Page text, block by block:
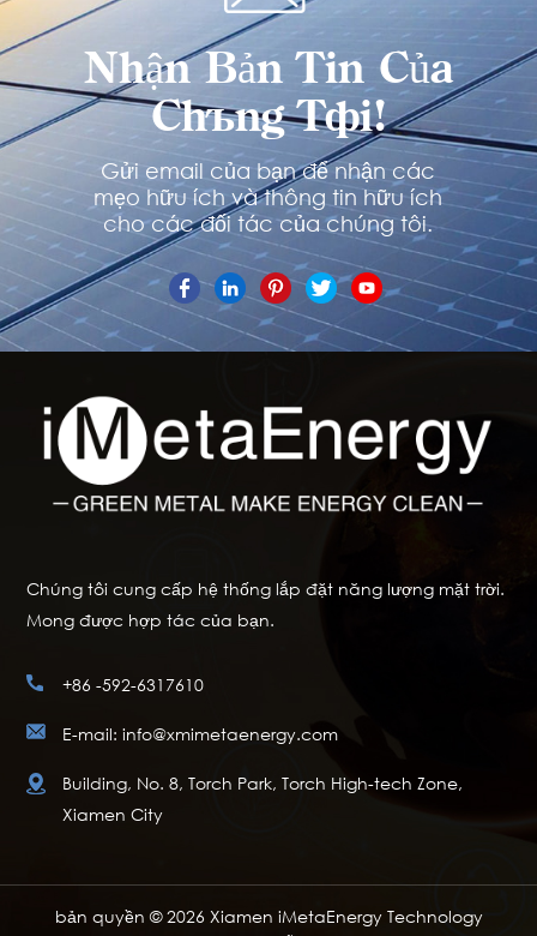
Nhận Bản Tin Của
Chúng Tôi!
Gửi email của bạn để nhận các
mẹo hữu ích và thông tin hữu ích
cho các đối tác của chúng tôi.
Chúng tôi cung cấp hệ thống lắp đặt năng lượng mặt trời.
Mong được hợp tác của bạn.
+86 -592-6317610
E-mail: info@xmimetaenergy.com
Building, No. 8, Torch Park, Torch High-tech Zone,
Xiamen City
bản quyền © 2026 Xiamen iMetaEnergy Technology